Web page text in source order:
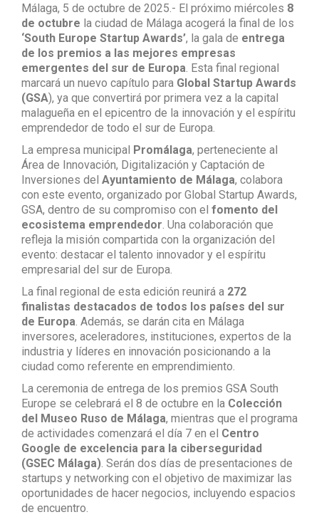
Málaga, 5 de octubre de 2025.- El próximo miércoles 8
de octubre la ciudad de Málaga acogerá la final de los
‘South Europe Startup Awards’, la gala de entrega
de los premios a las mejores empresas
emergentes del sur de Europa . Esta final regional
marcará un nuevo capítulo para Global Startup Awards
(GSA), ya que convertirá por primera vez a la capital
malagueña en el epicentro de la innovación y el espíritu
emprendedor de todo el sur de Europa.
La empresa municipal Promálaga, perteneciente al
Área de Innovación, Digitalización y Captación de
Inversiones del Ayuntamiento de Málaga, colabora
con este evento, organizado por Global Startup Awards,
GSA, dentro de su compromiso con el fomento del
ecosistema emprendedor . Una colaboración que
refleja la misión compartida con la organización del
evento: destacar el talento innovador y el espíritu
empresarial del sur de Europa.
La final regional de esta edición reunirá a 272
finalistas destacados de todos los países del sur
de Europa . Además, se darán cita en Málaga
inversores, aceleradores, instituciones, expertos de la
industria y líderes en innovación posicionando a la
ciudad como referente en emprendimiento.
La ceremonia de entrega de los premios GSA South
Europe se celebrará el 8 de octubre en la Colección
del Museo Ruso de Málaga, mientras que el programa
de actividades comenzará el día 7 en el Centro
Google de excelencia para la ciberseguridad
(GSEC Málaga) . Serán dos días de presentaciones de
startups y networking con el objetivo de maximizar las
oportunidades de hacer negocios, incluyendo espacios
de encuentro.